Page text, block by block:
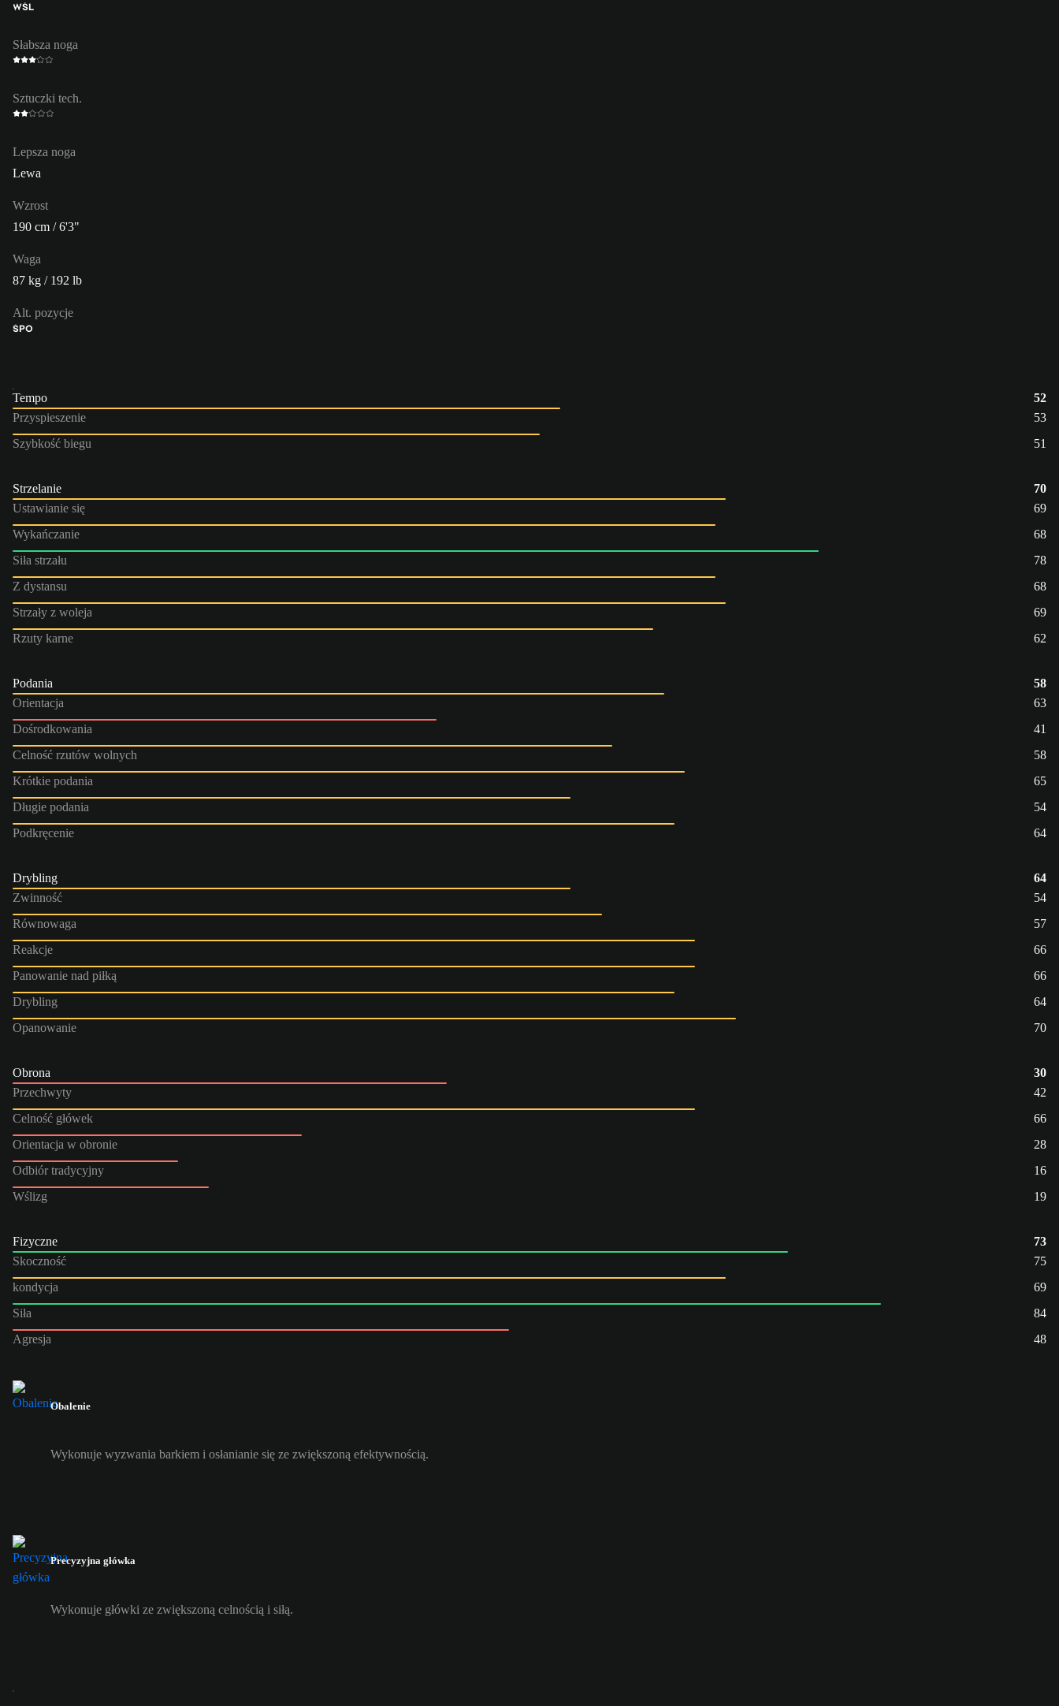
WŚL
Słabsza noga
Sztuczki tech.
Lepsza noga
Lewa
Wzrost
190 cm / 6'3"
Waga
87 kg / 192 lb
Alt. pozycje
ŚPO
Tempo
52
Przyspieszenie
53
Szybkość biegu
51
Strzelanie
70
Ustawianie się
69
Wykańczanie
68
Siła strzału
78
Z dystansu
68
Strzały z woleja
69
Rzuty karne
62
Podania
58
Orientacja
63
Dośrodkowania
41
Celność rzutów wolnych
58
Krótkie podania
65
Długie podania
54
Podkręcenie
64
Drybling
64
Zwinność
54
Równowaga
57
Reakcje
66
Panowanie nad piłką
66
Drybling
64
Opanowanie
70
Obrona
30
Przechwyty
42
Celność główek
66
Orientacja w obronie
28
Odbiór tradycyjny
16
Wślizg
19
Fizyczne
73
Skoczność
75
kondycja
69
Siła
84
Agresja
48
Obalenie
Wykonuje wyzwania barkiem i osłanianie się ze zwiększoną efektywnością.
Precyzyjna główka
Wykonuje główki ze zwiększoną celnością i siłą.